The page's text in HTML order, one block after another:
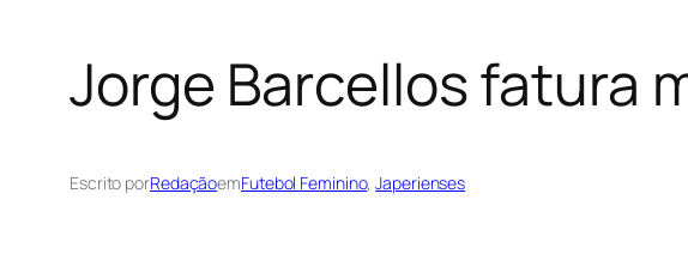
Jorge Barcellos fatura
Escrito porRedaçãoemFutebol Feminino, Japerienses